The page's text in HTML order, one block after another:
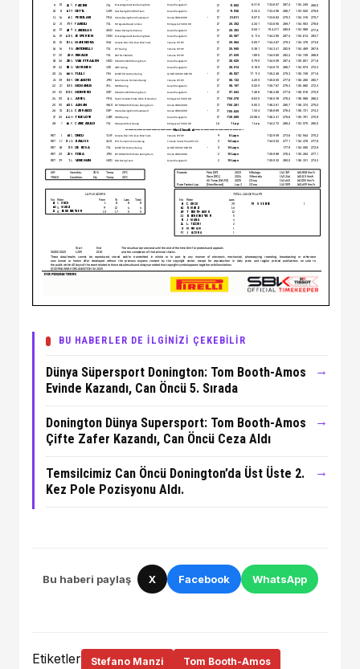
BU HABERLER DE İLGİNİZİ ÇEKEBİLİR
Dünya Süpersport Donington: Tom Booth-Amos
Evinde Kazandı, Can Öncü 5. Sırada
→
Donington Dünya Supersport: Tom Booth-Amos
Çifte Zafer Kazandı, Can Öncü Ceza Aldı
→
Temsilcimiz Can Öncü Donington’da Üst Üste 2.
Kez Pole Pozisyonu Aldı.
→
Bu haberi paylaş X Facebook WhatsApp
Etiketler Stefano Manzi Tom Booth-Amos